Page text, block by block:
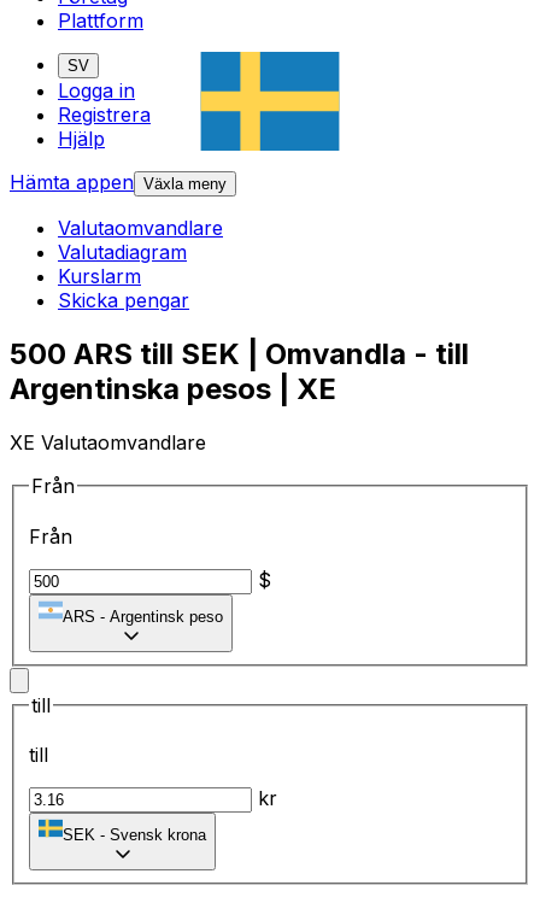
Plattform
SV
Logga in
Registrera
Hjälp
Hämta appen Växla meny
Valutaomvandlare
Valutadiagram
Kurslarm
Skicka pengar
500 ARS till SEK | Omvandla - till
Argentinska pesos | XE
XE Valutaomvandlare
Från
Från
$
ARS - Argentinsk peso
till
till
kr
SEK - Svensk krona